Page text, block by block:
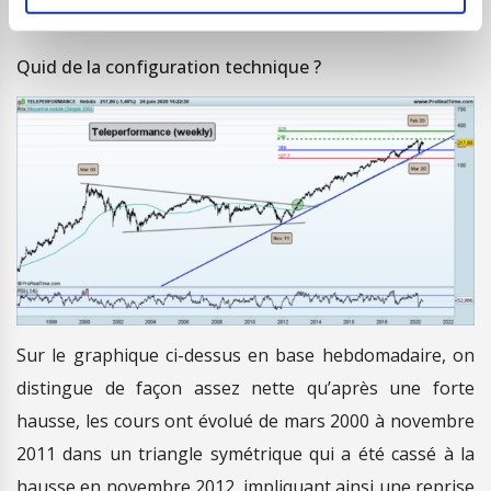
la valeur du nouveau venu dans le Cac 40.
Quid de la configuration technique ?
Sur le graphique ci-dessus en base hebdomadaire, on
distingue de façon assez nette qu’après une forte
hausse, les cours ont évolué de mars 2000 à novembre
2011 dans un triangle symétrique qui a été cassé à la